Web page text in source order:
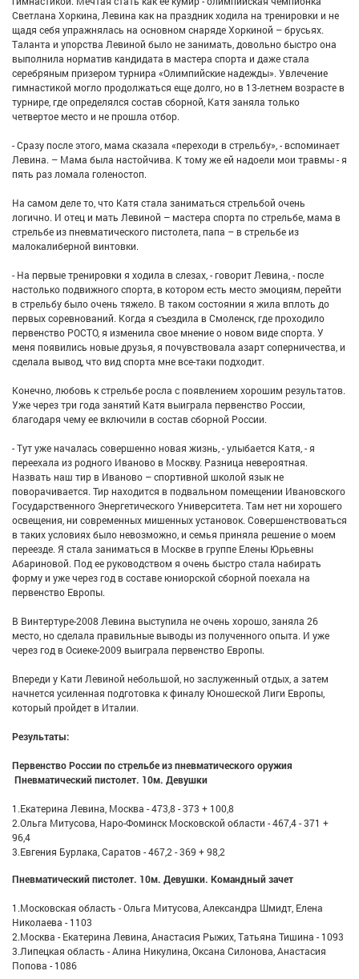
Светлана Хоркина, Левина как на праздник ходила на тренировки и не
щадя себя упражнялась на основном снаряде Хоркиной – брусьях.
Таланта и упорства Левиной было не занимать, довольно быстро она
выполнила норматив кандидата в мастера спорта и даже стала
серебряным призером турнира «Олимпийские надежды». Увлечение
гимнастикой могло продолжаться еще долго, но в 13-летнем возрасте в
турнире, где определялся состав сборной, Катя заняла только
четвертое место и не прошла отбор.
- Сразу после этого, мама сказала «переходи в стрельбу», - вспоминает
Левина. – Мама была настойчива. К тому же ей надоели мои травмы - я
пять раз ломала голеностоп.
На самом деле то, что Катя стала заниматься стрельбой очень
логично. И отец и мать Левиной – мастера спорта по стрельбе, мама в
стрельбе из пневматического пистолета, папа – в стрельбе из
малокалиберной винтовки.
- На первые тренировки я ходила в слезах, - говорит Левина, - после
настолько подвижного спорта, в котором есть место эмоциям, перейти
в стрельбу было очень тяжело. В таком состоянии я жила вплоть до
первых соревнований. Когда я съездила в Смоленск, где проходило
первенство РОСТО, я изменила свое мнение о новом виде спорта. У
меня появились новые друзья, я почувствовала азарт соперничества, и
сделала вывод, что вид спорта мне все-таки подходит.
Конечно, любовь к стрельбе росла с появлением хорошим результатов.
Уже через три года занятий Катя выиграла первенство России,
благодаря чему ее включили в состав сборной России.
- Тут уже началась совершенно новая жизнь, - улыбается Катя, - я
переехала из родного Иваново в Москву. Разница невероятная.
Назвать наш тир в Иваново – спортивной школой язык не
поворачивается. Тир находится в подвальном помещении Ивановского
Государственного Энергетического Университета. Там нет ни хорошего
освещения, ни современных мишенных установок. Совершенствоваться
в таких условиях было невозможно, и семья приняла решение о моем
переезде. Я стала заниматься в Москве в группе Елены Юрьевны
Абариновой. Под ее руководством я очень быстро стала набирать
форму и уже через год в составе юниорской сборной поехала на
первенство Европы.
В Винтертуре-2008 Левина выступила не очень хорошо, заняла 26
место, но сделала правильные выводы из полученного опыта. И уже
через год в Осиеке-2009 выиграла первенство Европы.
Впереди у Кати Левиной небольшой, но заслуженный отдых, а затем
начнется усиленная подготовка к финалу Юношеской Лиги Европы,
который пройдет в Италии.
Результаты:
Первенство России по стрельбе из пневматического оружия
Пневматический пистолет. 10м. Девушки
1.Екатерина Левина, Москва - 473,8 - 373 + 100,8
2.Ольга Митусова, Наро-Фоминск Московской области - 467,4 - 371 +
96,4
3.Евгения Бурлака, Саратов - 467,2 - 369 + 98,2
Пневматический пистолет. 10м. Девушки. Командный зачет
1.Московская область - Ольга Митусова, Александра Шмидт, Елена
Николаева - 1103
2.Москва - Екатерина Левина, Анастасия Рыжих, Татьяна Тишина - 1093
3.Липецкая область - Алина Никулина, Оксана Силонова, Анастасия
Попова - 1086